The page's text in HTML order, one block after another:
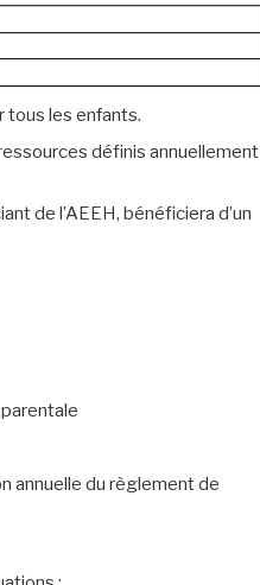
tous les enfants.
définis annuellement
de l’AEEH, bénéficiera d’un
annuelle du règlement de